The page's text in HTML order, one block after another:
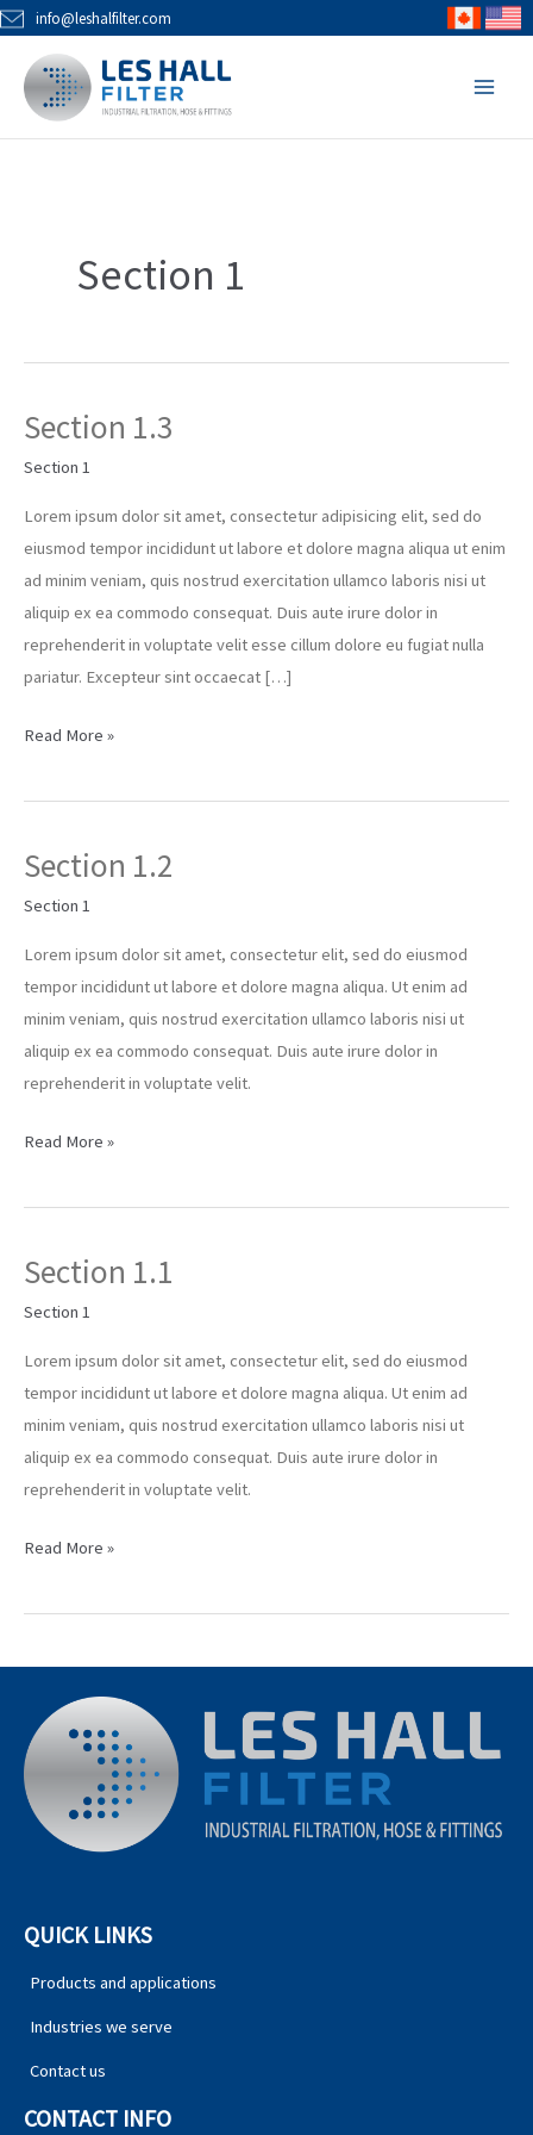
Skip
content
info@leshalfilter.com
Section 1
Section 1.3
Section 1
Lorem ipsum dolor sit amet, consectetur adipisicing elit, sed do
eiusmod tempor incididunt ut labore et dolore magna aliqua ut enim
ad minim veniam, quis nostrud exercitation ullamco laboris nisi ut
aliquip ex ea commodo consequat. Duis aute irure dolor in
reprehenderit in voluptate velit esse cillum dolore eu fugiat nulla
pariatur. Excepteur sint occaecat […]
Section
Read More »
Section 1.2
Section 1
Lorem ipsum dolor sit amet, consectetur elit, sed do eiusmod
tempor incididunt ut labore et dolore magna aliqua. Ut enim ad
minim veniam, quis nostrud exercitation ullamco laboris nisi ut
aliquip ex ea commodo consequat. Duis aute irure dolor in
reprehenderit in voluptate velit.
Section
Read More »
Section 1.1
Section 1
Lorem ipsum dolor sit amet, consectetur elit, sed do eiusmod
tempor incididunt ut labore et dolore magna aliqua. Ut enim ad
minim veniam, quis nostrud exercitation ullamco laboris nisi ut
aliquip ex ea commodo consequat. Duis aute irure dolor in
reprehenderit in voluptate velit.
Section
Read More »
QUICK LINKS
Products and applications
Industries we serve
Contact us
CONTACT INFO